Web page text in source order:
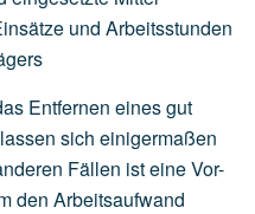
und Arbeitsstunden
Entfernen eines gut
sich einigermaßen
Fällen ist eine Vor-
den Arbeitsaufwand